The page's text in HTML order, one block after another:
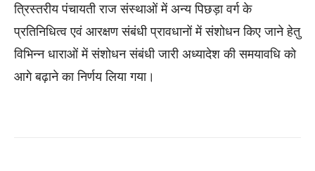
त्रिस्तरीय पंचायती राज संस्थाओं में अन्य पिछड़ा वर्ग के
प्रतिनिधित्व एवं आरक्षण संबंधी प्रावधानों में संशोधन किए जाने हेतु
विभिन्न धाराओं में संशोधन संबंधी जारी अध्यादेश की समयावधि को
आगे बढ़ाने का निर्णय लिया गया।